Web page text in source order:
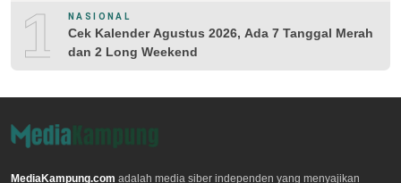
10NASIONAL
Cek Kalender Agustus 2026, Ada 7 Tanggal Merah
dan 2 Long Weekend
MediaKampung.com adalah media siber independen yang menyajikan